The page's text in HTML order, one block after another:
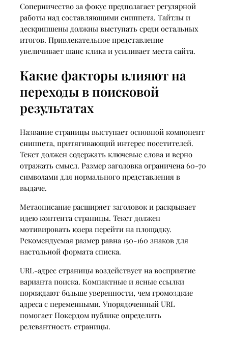
Соперничество за фокус предполагает регулярной
работы над составляющими сниппета. Тайтлы и
дескрипшены должны выступать среди остальных
итогов. Привлекательное представление
увеличивает шанс клика и усиливает места сайта.
Какие факторы влияют на
переходы в поисковой
результатах
Название страницы выступает основной компонент
сниппета, притягивающий интерес посетителей.
Текст должен содержать ключевые слова и верно
отражать смысл. Размер заголовка ограничена 60-70
символами для нормального представления в
выдаче.
Метаописание расширяет заголовок и раскрывает
идею контента страницы. Текст должен
мотивировать юзера перейти на площадку.
Рекомендуемая размер равна 150-160 знаков для
настольной формата списка.
URL-адрес страницы воздействует на восприятие
варианта поиска. Компактные и ясные ссылки
порождают больше уверенности, чем громоздкие
адреса с переменными. Упорядоченный URL
помогает Покердом публике определить
релевантность страницы.